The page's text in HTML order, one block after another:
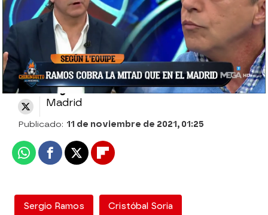
El Chiringuito
Madrid
Publicado: 11 de noviembre de 2021, 01:25
WhatsappFacebook
X Flipboard
Sergio Ramos Cristóbal Soria